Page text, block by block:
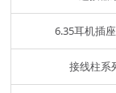
6.35耳机插
接线柱系